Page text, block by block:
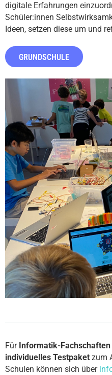
digitale Erfahrungen
Schüler:innen
Ideen, setzen diese um und
GRUNDSCHULE
Für Informatik-Fachschaften
individuelles Testpaket zum
Schulen können sich über